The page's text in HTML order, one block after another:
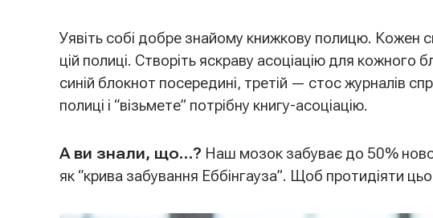
Уявіть собі добре знайому книжкову полицю. Кожен
цій полиці. Створіть яскраву асоціацію для
синій блокнот посередині, третій — стос журналів
полиці і “візьмете” потрібну книгу-асоціацію.
А ви знали, що…? Наш мозок забуває до 50%
як “крива забування Еббінгауза”. Щоб протидіяти